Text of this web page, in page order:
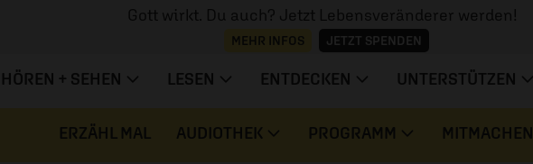
Gott wirkt. Du auch? Jetzt Lebensveränderer werden!
MEHR INFOS JETZT SPENDEN
HÖREN + SEHEN LESEN ENTDECKEN UNTERSTÜTZEN
ERZÄHL MAL AUDIOTHEK PROGRAMM MITMACHEN